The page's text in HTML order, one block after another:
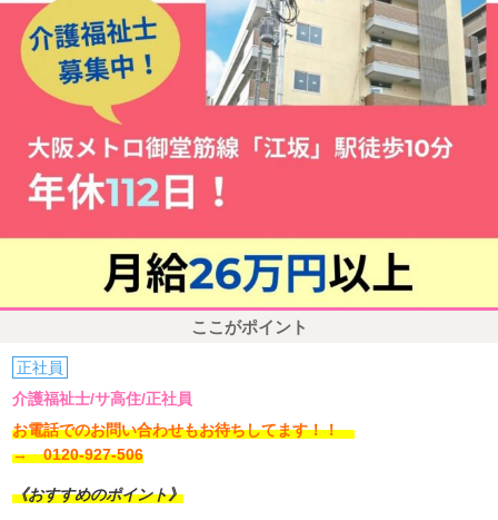
ここがポイント
正社員
介護福祉士/サ高住/正社員
お電話でのお問い合わせもお待ちしてます！！
→ 0120-927-506
《おすすめのポイント》